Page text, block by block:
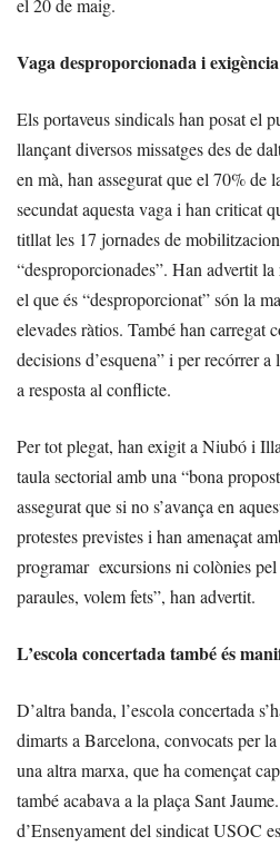
Vaga desproporcionada i
Els portaveus sindicals han posat el
llançant diversos missatges des de
en mà, han assegurat que el 70% de
secundat aquesta vaga i han criticat
titllat les 17 jornades de
“desproporcionades”. Han advertit
el que és “desproporcionat” són la
elevades ràtios. També han carregat
decisions d’esquena” i per recórrer
a resposta al conflicte.
Per tot plegat, han exigit a Niubó i
taula sectorial amb una “bona
assegurat que si no s’avança en
protestes previstes i han amenaçat
programar excursions ni colònies
paraules, volem fets”, han advertit.
L’escola concertada també és
D’altra banda, l’escola concertada
dimarts a Barcelona, convocats per
una altra marxa, que ha començat
també acabava a la plaça Sant
d’Ensenyament del sindicat USOC